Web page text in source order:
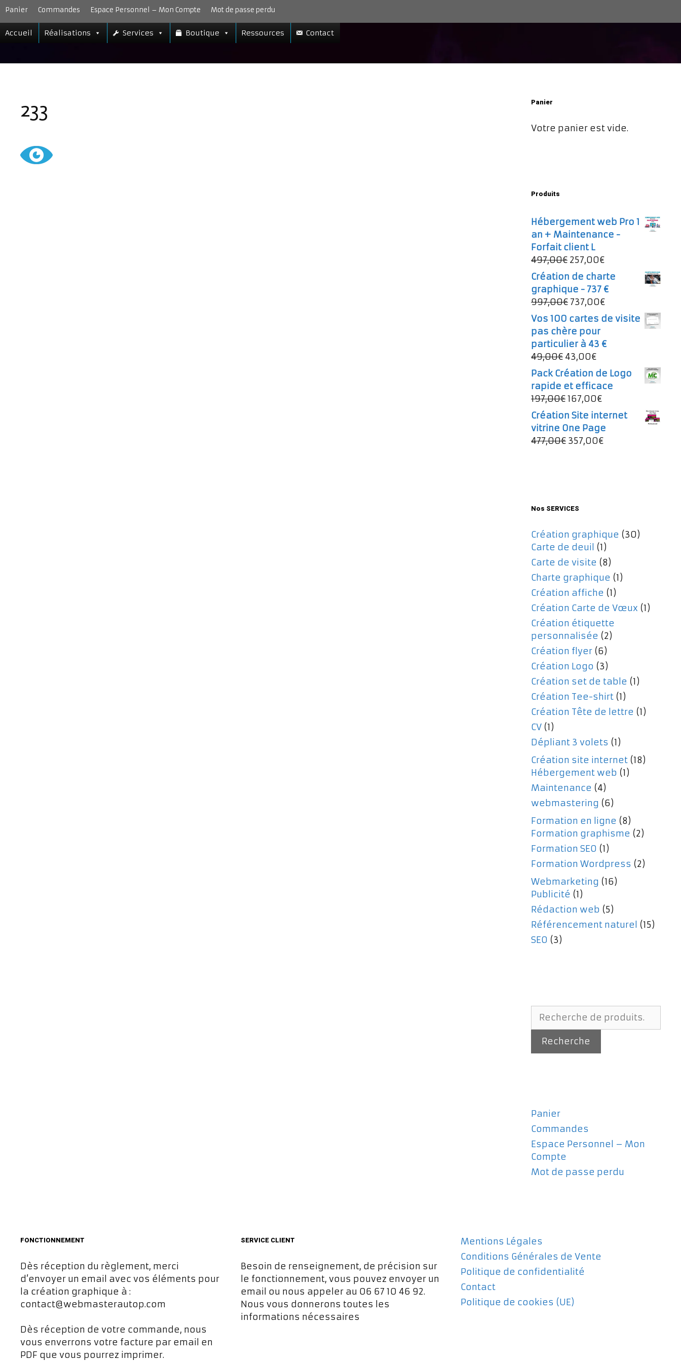
Aller
contenu
Panier Commandes Espace Personnel – Mon Compte Mot de passe perdu
Accueil Réalisations Services Boutique Ressources Contact
233 Panier
Votre panier est vide.
Produits
Hébergement web Pro 1
an + Maintenance -
Forfait client L
497,00€ Le
prix
initial
était :
497,00€.
257,00€Le
prix
actuel
est :
Création de charte
graphique - 737 €
997,00€ Le
prix
initial
était :
997,00€.
737,00€Le
prix
est :
Vos 100 cartes de visite
pas chère pour
particulier à 43 €
49,00€ Le
prix
initial
était :
49,00€.
43,00€Le
prix
actuel
est :
Pack Création de Logo
rapide et efficace
197,00€Le
prix
initial
était :
197,00€.
167,00€Le
prix
actuel
est :
Création Site internet
vitrine One Page
477,00€ Le
357,00€Le
Nos SERVICES
Création graphique (30)
Carte de deuil (1)
Carte de visite (8)
Charte graphique (1)
Création affiche (1)
Création Carte de Vœux (1)
Création étiquette
personnalisée (2)
Création flyer (6)
Création Logo (3)
Création set de table (1)
Création Tee-shirt (1)
Création Tête de lettre (1)
CV (1)
Dépliant 3 volets (1)
Création site internet (18)
Hébergement web (1)
Maintenance (4)
webmastering (6)
Formation en ligne (8)
Formation graphisme (2)
Formation SEO (1)
Formation Wordpress (2)
Webmarketing (16)
Publicité (1)
Rédaction web (5)
Référencement naturel (15)
SEO (3)
Recherche
pour :
Recherche
Panier
Commandes
Espace Personnel – Mon
Compte
Mot de passe perdu
FONCTIONNEMENT
Dès réception du règlement, merci
d’envoyer un email avec vos éléments pour
la création graphique à :
contact@webmasterautop.com
Dès réception de votre commande, nous
vous enverrons votre facture par email en
PDF que vous pourrez imprimer.
SERVICE CLIENT
Besoin de renseignement, de précision sur
le fonctionnement, vous pouvez envoyer un
email ou nous appeler au 06 67 10 46 92.
Nous vous donnerons toutes les
informations nécessaires
Mentions Légales
Conditions Générales de Vente
Politique de confidentialité
Contact
Politique de cookies (UE)